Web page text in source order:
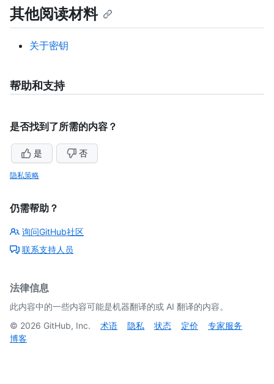
其他阅读材料
关于密钥
帮助和支持
是否找到了所需的内容？
是 否
隐私策略
仍需帮助？
询问GitHub社区
联系支持人员
法律信息
此内容中的一些内容可能是机器翻译的或 AI 翻译的内容。
© 2026 GitHub, Inc. 术语 隐私 状态 定价
专家服务
博客